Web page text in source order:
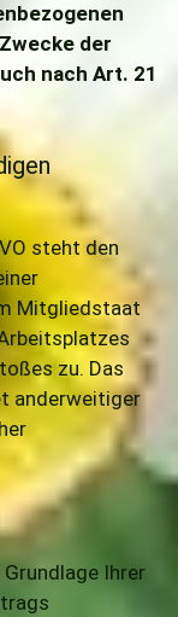
der
nach Art. 21
steht den
Mitgliedstaat
zu. Das
anderweitiger
Ihrer